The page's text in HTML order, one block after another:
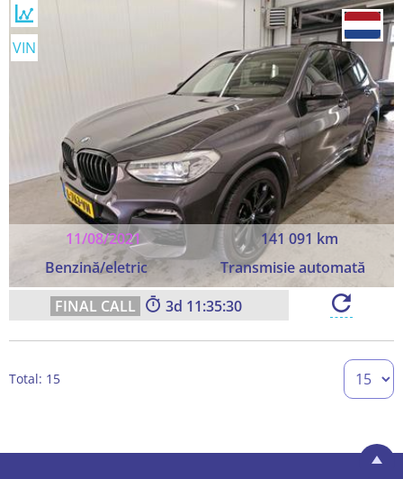
11/08/2021
141 091 km
Benzină/eletric
Transmisie automată
VIN
3 11:35:28
Total: 15